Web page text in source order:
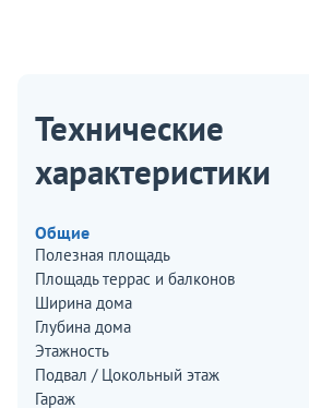
Технические
характеристики
Общие
Полезная площадь
Площадь террас и балконов
Ширина дома
Глубина дома
Этажность
Подвал / Цокольный этаж
Гараж